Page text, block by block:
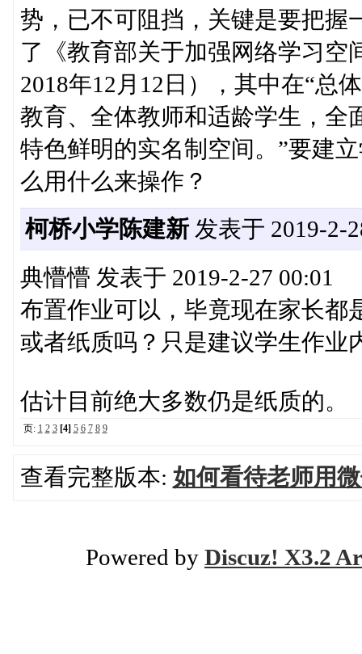
势，已不可阻挡，关键是要把握
了《教育部关于加强网络学习空
2018年12月12日），其中在“总
教育、全体教师和适龄学生，全
特色鲜明的实名制空间。”要建
么用什么来操作？
柯桥小学陈建新发表于 2019-2-
典懵懵 发表于 2019-2-27 00:01
布置作业可以，毕竟现在家长都
或者纸质吗？只是建议学生作业
估计目前绝大多数仍是纸质的。
页: 1 2 3 [4] 5 6 7 8 9
查看完整版本: 如何看待老师用
Powered by Discuz! X3.2